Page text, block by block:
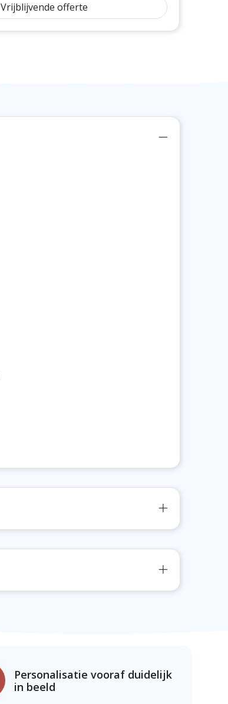
Vrijblijvende offerte
Personalisatie vooraf duidelijk
in beeld